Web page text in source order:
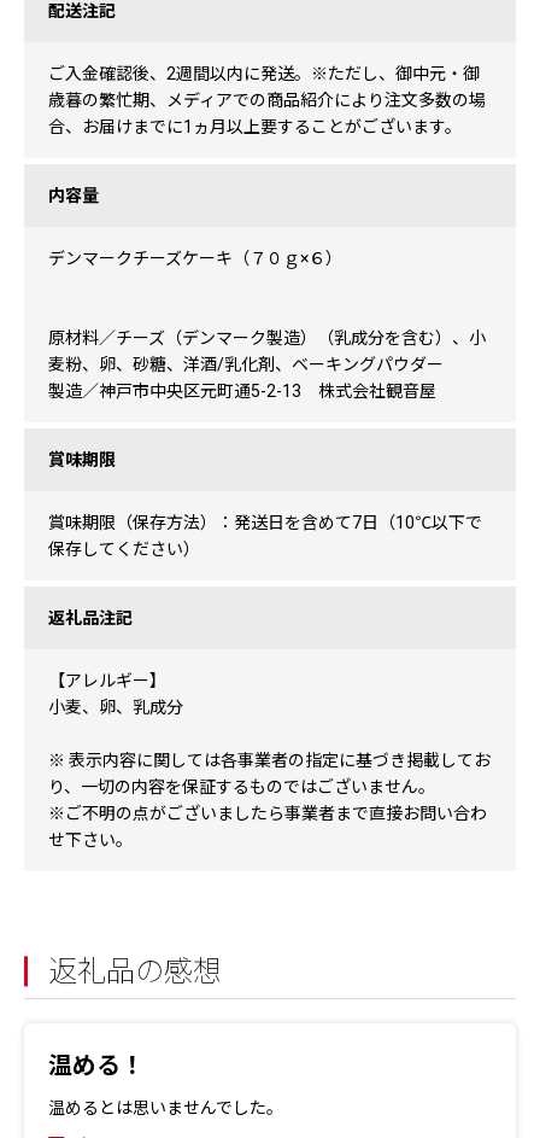
配送注記
ご入金確認後、2週間以内に発送。※ただし、御中元・御
歳暮の繁忙期、メディアでの商品紹介により注文多数の場
合、お届けまでに1ヵ月以上要することがございます。
内容量
デンマークチーズケーキ（７０ｇ×６）
原材料／チーズ（デンマーク製造）（乳成分を含む）、小
麦粉、卵、砂糖、洋酒/乳化剤、ベーキングパウダー
製造／神戸市中央区元町通5-2-13 株式会社観音屋
賞味期限
賞味期限（保存方法）：発送日を含めて7日（10℃以下で
保存してください）
返礼品注記
【アレルギー】
小麦、卵、乳成分
※ 表示内容に関しては各事業者の指定に基づき掲載してお
り、一切の内容を保証するものではございません。
※ご不明の点がございましたら事業者まで直接お問い合わ
せ下さい。
返礼品の感想
温める！
温めるとは思いませんでした。